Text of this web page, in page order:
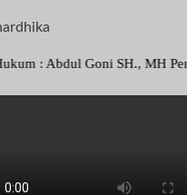
Goni SH., MH Pendiri :